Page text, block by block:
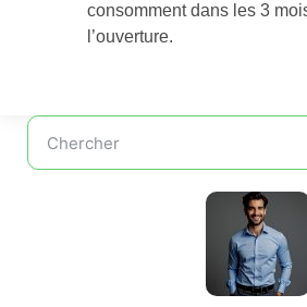
consomment dans les 3
l’ouverture.